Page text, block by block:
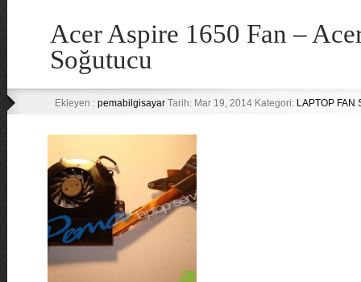
Acer Aspire 1650 Fan –
Soğutucu
Ekleyen : pemabilgisayarTarih: Mar 19, 2014 Kategori: LAPTOP FAN